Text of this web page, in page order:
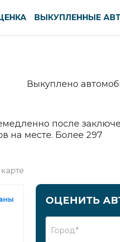
Сергиев Посад
Симферополь
Ставрополь
Старый Оскол
Стерлитамак
Сургут
ВЫКУПЛЕННЫЕ
Выкуплено
после
на месте. Более 297
ОЦЕНИТЬ
Город*